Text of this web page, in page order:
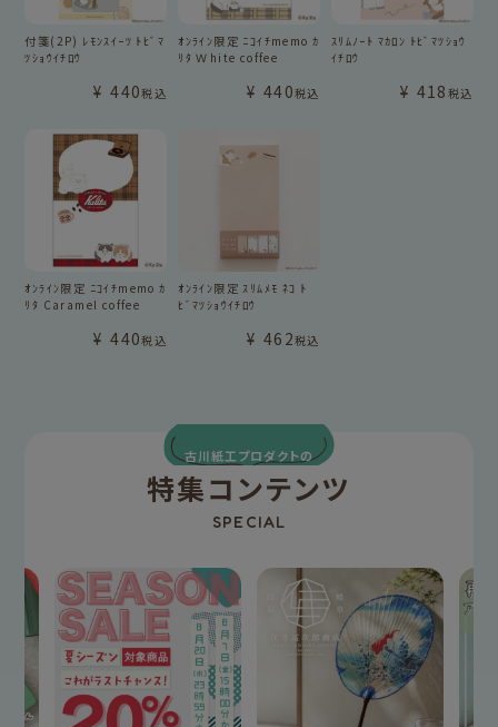
付箋(2P) ﾚﾓﾝｽｲｰﾂ ﾄﾋﾞﾏ
ﾂｼｮｳｲﾁﾛｳ
¥ 440税込
ｵﾝﾗｲﾝ限定 ﾆｺｲﾁmemo ｶ
ﾘﾀ Ｗhite coffee
¥ 440税込
ｽﾘﾑﾉｰﾄ ﾏｶﾛﾝ ﾄﾋﾞﾏﾂｼｮｳ
ｲﾁﾛｳ
¥ 418 税込
ｵﾝﾗｲﾝ限定 ﾆｺｲﾁmemo ｶ
ﾘﾀ Caramel coffee
¥ 440税込
ｵﾝﾗｲﾝ限定 ｽﾘﾑﾒﾓ ﾈｺ ﾄ
ﾋﾞﾏﾂｼｮｳｲﾁﾛｳ
¥ 462税込
古川紙工プロダクトの
特集コンテンツ
SPECIAL